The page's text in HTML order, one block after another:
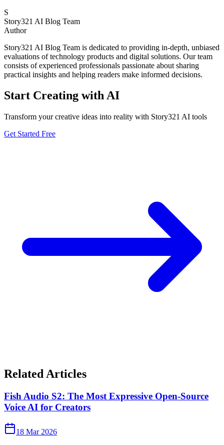
S
Story321 AI Blog Team
Author
Story321 AI Blog Team is dedicated to providing in-depth, unbiased
evaluations of technology products and digital solutions. Our team
consists of experienced professionals passionate about sharing
practical insights and helping readers make informed decisions.
Start Creating with AI
Transform your creative ideas into reality with Story321 AI tools
Get Started Free
Related Articles
Fish Audio S2: The Most Expressive Open-Source
Voice AI for Creators
18 Mar 2026